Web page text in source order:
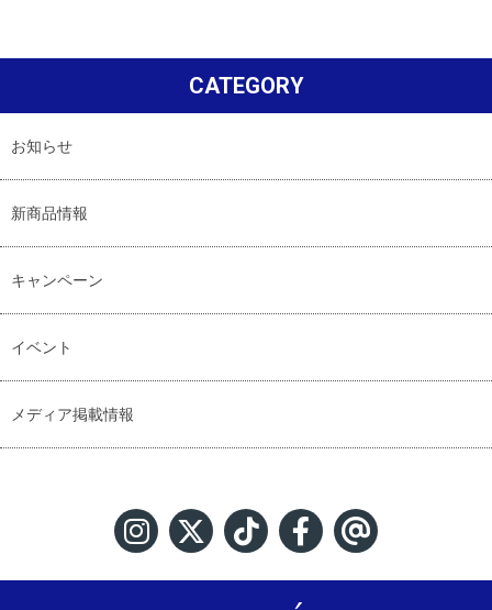
CATEGORY
お知らせ
新商品情報
キャンペーン
イベント
メディア掲載情報